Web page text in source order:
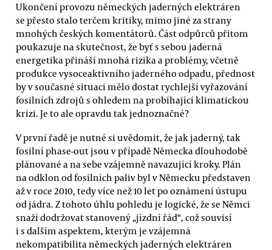
Ukončení provozu německých jaderných elektráren
se přesto stalo terčem kritiky, mimo jiné za strany
mnohých českých komentátorů. Část odpůrců přitom
poukazuje na skutečnost, že byť s sebou jaderná
energetika přináší mnohá rizika a problémy, včetně
produkce vysoceaktivního jaderného odpadu, přednost
by v současné situaci mělo dostat rychlejší vyřazování
fosilních zdrojů s ohledem na probíhající klimatickou
krizi. Je to ale opravdu tak jednoznačné?
V první řadě je nutné si uvědomit, že jak jaderný, tak
fosilní phase-out jsou v případě Německa dlouhodobě
plánované a na sebe vzájemně navazující kroky. Plán
na odklon od fosilních paliv byl v Německu představen
až v roce 2010, tedy více než 10 let po oznámení ústupu
od jádra. Z tohoto úhlu pohledu je logické, že se Němci
snaží dodržovat stanovený „jízdní řád“, což souvisí
i s dalším aspektem, kterým je vzájemná
nekompatibilita německých jaderných elektráren